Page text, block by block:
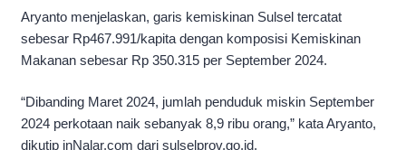
Aryanto menjelaskan, garis kemiskinan Sulsel tercatat
sebesar Rp467.991/kapita dengan komposisi Kemiskinan
Makanan sebesar Rp 350.315 per September 2024.
“Dibanding Maret 2024, jumlah penduduk miskin September
2024 perkotaan naik sebanyak 8,9 ribu orang,” kata Aryanto,
dikutip inNalar.com dari sulselprov.go.id.